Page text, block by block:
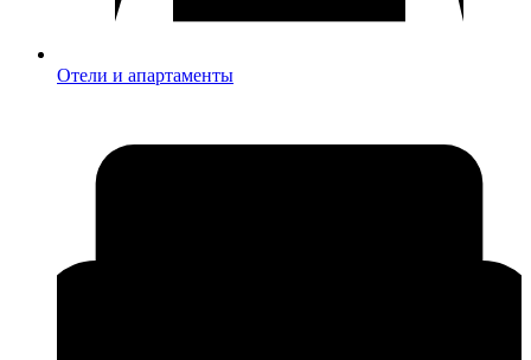
Отели и апартаменты